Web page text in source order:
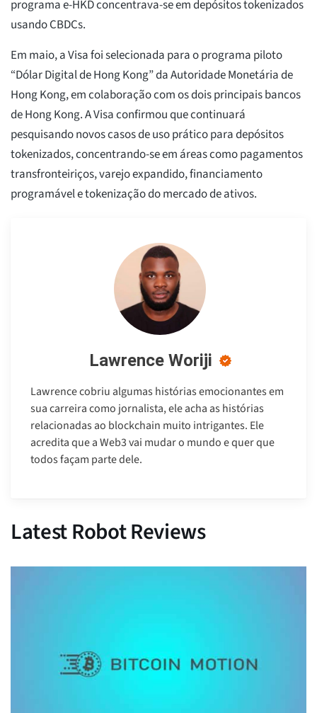
programa e-HKD concentrava-se em depósitos tokenizados
usando CBDCs.
Em maio, a Visa foi selecionada para o programa piloto
“Dólar Digital de Hong Kong” da Autoridade Monetária de
Hong Kong, em colaboração com os dois principais bancos
de Hong Kong. A Visa confirmou que continuará
pesquisando novos casos de uso prático para depósitos
tokenizados, concentrando-se em áreas como pagamentos
transfronteiriços, varejo expandido, financiamento
programável e tokenização do mercado de ativos.
Lawrence Woriji
Lawrence cobriu algumas histórias emocionantes em
sua carreira como jornalista, ele acha as histórias
relacionadas ao blockchain muito intrigantes. Ele
acredita que a Web3 vai mudar o mundo e quer que
todos façam parte dele.
Latest Robot Reviews